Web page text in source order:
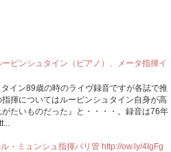
ビンシュタイン（ピアノ）、メータ指揮イ
イン89歳の時のライヴ録音ですが各誌で推
揮についてはルービンシュタイン自身が高
たいものだった』と・・・・。録音は76年
・ミュンシュ指揮パリ管 http://ow.ly/4IgFg